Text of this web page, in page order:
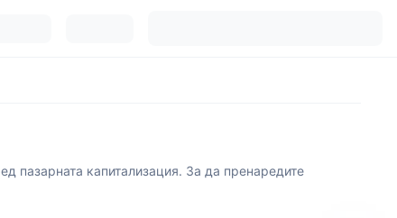
пазарната капитализация. За да пренаредите